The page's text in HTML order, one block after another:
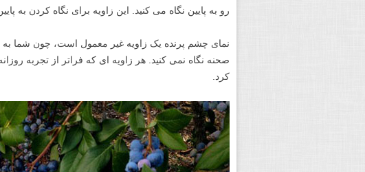
رو به پایین نگاه می کنید. این زاویه برای نگاه کردن به
نمای چشم پرنده یک زاویه غیر معمول است، چون شما به
صحنه نگاه نمی کنید. هر زاویه ای که فراتر از تجربه
کرد.